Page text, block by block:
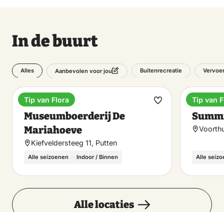
In de buurt
Alles Aanbevolen voor jou Buitenrecreatie Vervoer
Museum
Museumboerderij De
Mariahoeve
Kiefveldersteeg 11, Putten
Alle seizoenen Indoor / Binnen
Tip van Flora
Maak
Alle
Tip van
Alle locaties